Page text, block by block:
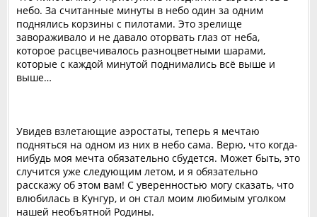
небо. За считанные минуты в небо один за одним
поднялись корзины с пилотами. Это зрелище
завораживало и не давало оторвать глаз от неба,
которое расцвечивалось разноцветными шарами,
которые с каждой минутой поднимались всё выше и
выше…
Увидев взлетающие аэростаты, теперь я мечтаю
подняться на одном из них в небо сама. Верю, что когда-
нибудь моя мечта обязательно сбудется. Может быть, это
случится уже следующим летом, и я обязательно
расскажу об этом вам! С уверенностью могу сказать, что
влюбилась в Кунгур, и он стал моим любимым уголком
нашей необъятной Родины.